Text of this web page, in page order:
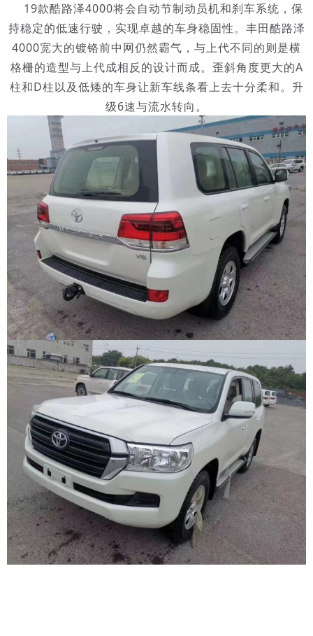
19款酷路泽4000将会自动节制动员机和刹车系统，保
持稳定的低速行驶，实现卓越的车身稳固性。丰田酷路泽
4000宽大的镀铬前中网仍然霸气，与上代不同的则是横
格栅的造型与上代成相反的设计而成。歪斜角度更大的A
柱和D柱以及低矮的车身让新车线条看上去十分柔和。升
级6速与流水转向。